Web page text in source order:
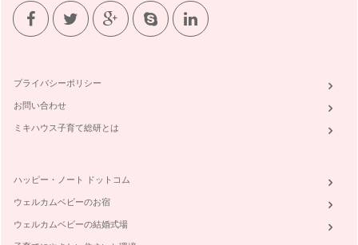
プライバシーポリシー
お問い合わせ
ミキハウス子育て総研とは
ハッピー・ノート ドットコム
ウェルカムベビーのお宿
ウェルカムベビーの結婚式場